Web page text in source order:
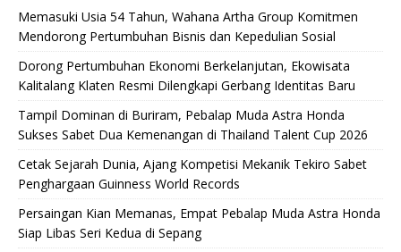
Memasuki Usia 54 Tahun, Wahana Artha Group Komitmen
Mendorong Pertumbuhan Bisnis dan Kepedulian Sosial
Dorong Pertumbuhan Ekonomi Berkelanjutan, Ekowisata
Kalitalang Klaten Resmi Dilengkapi Gerbang Identitas Baru
Tampil Dominan di Buriram, Pebalap Muda Astra Honda
Sukses Sabet Dua Kemenangan di Thailand Talent Cup 2026
Cetak Sejarah Dunia, Ajang Kompetisi Mekanik Tekiro Sabet
Penghargaan Guinness World Records
Persaingan Kian Memanas, Empat Pebalap Muda Astra Honda
Siap Libas Seri Kedua di Sepang